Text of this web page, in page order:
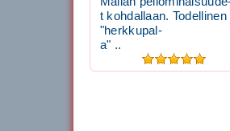
t kohdallaan. Todellinen
"herkkupal-
a" ..